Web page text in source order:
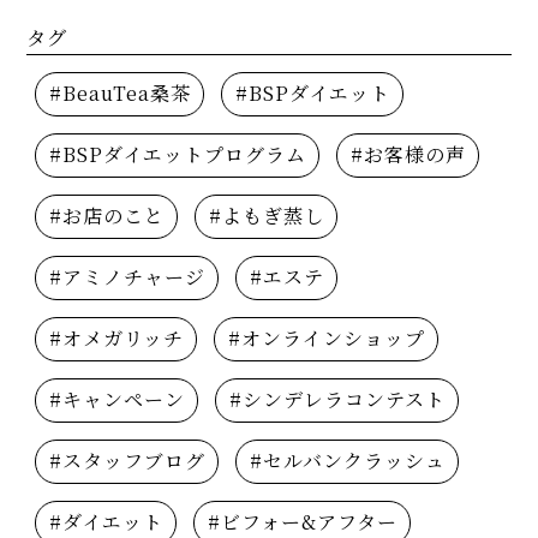
タグ
#BeauTea桑茶 #BSPダイエット
#BSPダイエットプログラム #お客様の声
#お店のこと #よもぎ蒸し
#アミノチャージ #エステ
#オメガリッチ #オンラインショップ
#キャンペーン #シンデレラコンテスト
#スタッフブログ #セルバンクラッシュ
#ダイエット #ビフォー&アフター